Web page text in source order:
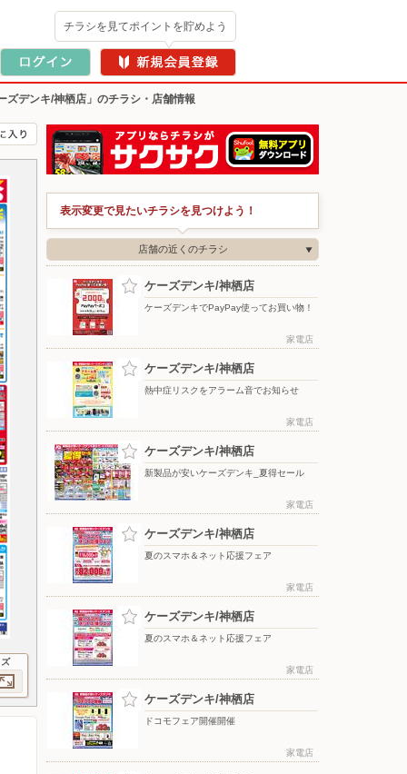
チラシを見てポイントを貯めよう
ズデンキ/神栖店」のチラシ・店舗情報
表示変更で見たいチラシを見つけよう！
店舗の近くのチラシ
ケーズデンキ/神栖店
ケーズデンキでPayPay使ってお買い物！
家電店
ケーズデンキ/神栖店
熱中症リスクをアラーム音でお知らせ
家電店
ケーズデンキ/神栖店
新製品が安いケーズデンキ_夏得セール
家電店
ケーズデンキ/神栖店
夏のスマホ＆ネット応援フェア
家電店
ケーズデンキ/神栖店
夏のスマホ＆ネット応援フェア
家電店
ケーズデンキ/神栖店
ドコモフェア開催開催
家電店